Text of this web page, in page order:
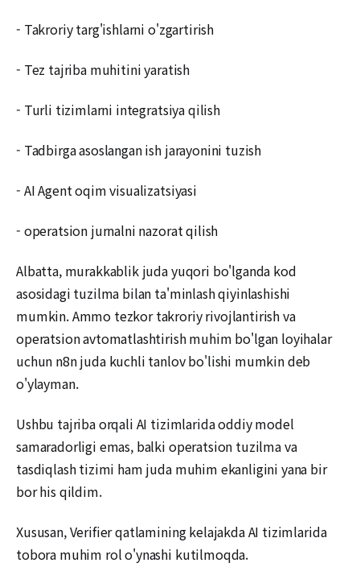
- Takroriy targ'ishlarni o'zgartirish
- Tez tajriba muhitini yaratish
- Turli tizimlarni integratsiya qilish
- Tadbirga asoslangan ish jarayonini tuzish
- AI Agent oqim visualizatsiyasi
- operatsion jurnalni nazorat qilish
Albatta, murakkablik juda yuqori bo'lganda kod
asosidagi tuzilma bilan ta'minlash qiyinlashishi
mumkin. Ammo tezkor takroriy rivojlantirish va
operatsion avtomatlashtirish muhim bo'lgan loyihalar
uchun n8n juda kuchli tanlov bo'lishi mumkin deb
o'ylayman.
Ushbu tajriba orqali AI tizimlarida oddiy model
samaradorligi emas, balki operatsion tuzilma va
tasdiqlash tizimi ham juda muhim ekanligini yana bir
bor his qildim.
Xususan, Verifier qatlamining kelajakda AI tizimlarida
tobora muhim rol o'ynashi kutilmoqda.